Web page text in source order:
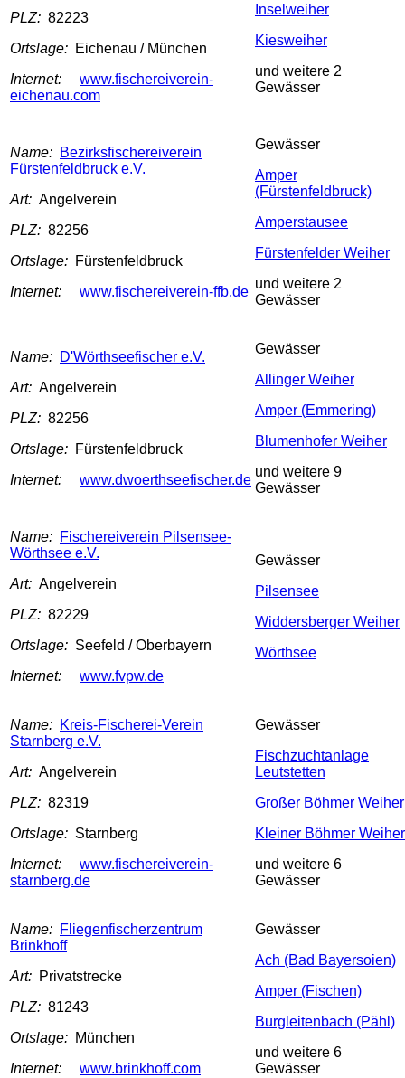
PLZ: 82223
Ortslage: Eichenau / München
Internet:
www.fischereiverein-
eichenau.com
Inselweiher
Kiesweiher
und weitere 2
Gewässer
Name: Bezirksfischereiverein
Fürstenfeldbruck e.V.
Art: Angelverein
PLZ: 82256
Ortslage: Fürstenfeldbruck
Internet:
www.fischereiverein-ffb.de
Gewässer
Amper
(Fürstenfeldbruck)
Amperstausee
Fürstenfelder Weiher
und weitere 2
Gewässer
Name: D'Wörthseefischer e.V.
Art: Angelverein
PLZ: 82256
Ortslage: Fürstenfeldbruck
Internet:
www.dwoerthseefischer.de
Gewässer
Allinger Weiher
Amper (Emmering)
Blumenhofer Weiher
und weitere 9
Gewässer
Name: Fischereiverein Pilsensee-
Wörthsee e.V.
Art: Angelverein
PLZ: 82229
Ortslage: Seefeld / Oberbayern
Internet:
www.fvpw.de
Gewässer
Pilsensee
Widdersberger Weiher
Wörthsee
Name: Kreis-Fischerei-Verein
Starnberg e.V.
Art: Angelverein
PLZ: 82319
Ortslage: Starnberg
Internet:
www.fischereiverein-
starnberg.de
Gewässer
Fischzuchtanlage
Leutstetten
Großer Böhmer Weiher
Kleiner Böhmer Weiher
und weitere 6
Gewässer
Name: Fliegenfischerzentrum
Brinkhoff
Art: Privatstrecke
PLZ: 81243
Ortslage: München
Internet:
www.brinkhoff.com
Gewässer
Ach (Bad Bayersoien)
Amper (Fischen)
Burgleitenbach (Pähl)
und weitere 6
Gewässer